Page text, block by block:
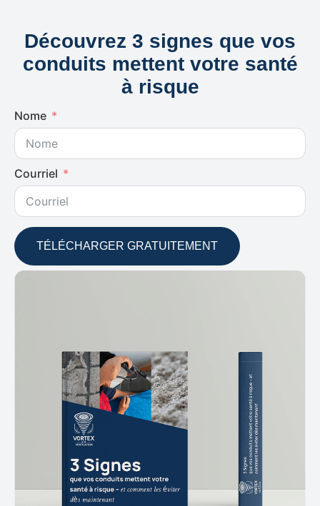
Découvrez 3 signes que vos
conduits mettent votre santé
à risque
Nome
Courriel
TÉLÉCHARGER GRATUITEMENT